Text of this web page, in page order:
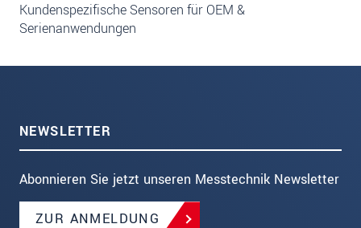
Kundenspezifische Sensoren für OEM &
Serienanwendungen
NEWSLETTER
Abonnieren Sie jetzt unseren Messtechnik Newsletter
ZUR ANMELDUNG